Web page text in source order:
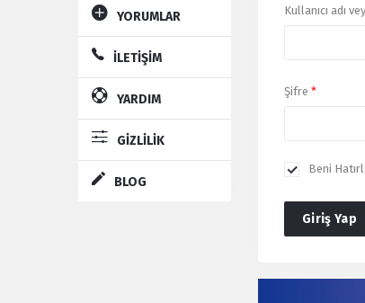
YORUMLAR
İLETİŞİM
YARDIM
GİZLİLİK
BLOG
Kullanıcı adı
Şifre *
Beni
Giriş Yap